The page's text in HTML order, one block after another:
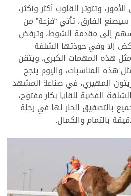
وتتوتر القلوب أكثر وأكثر،
الفارق، تأتي “فزعة” من
إلى مقدمة الشوط، وترفض
إلا وفي حوذتها الشلفة
هذه المهمات الكبرى، ويتقن
هذه المناسبات، واليوم ينجح
المهيري، في صناعة المشهد
الفضية للقايا بكار مفتوح،
بالتصفيق الحار لها في رحلة